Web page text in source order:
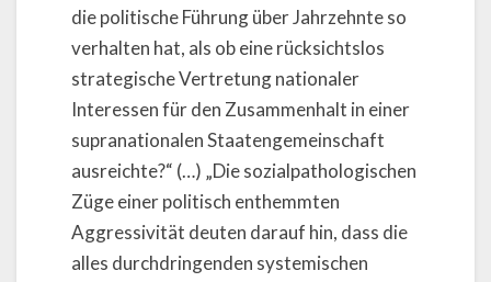
die politische Führung über Jahrzehnte so
verhalten hat, als ob eine rücksichtslos
strategische Vertretung nationaler
Interessen für den Zusammenhalt in einer
supranationalen Staatengemeinschaft
ausreichte?“ (…) „Die sozialpathologischen
Züge einer politisch enthemmten
Aggressivität deuten darauf hin, dass die
alles durchdringenden systemischen